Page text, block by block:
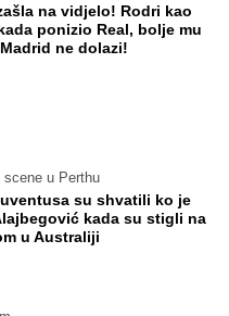
na vidjelo! Rodri kao
ponizio Real, bolje mu
ne dolazi!
scene u Perthu
su shvatili ko je
kada su stigli na
u Australiji